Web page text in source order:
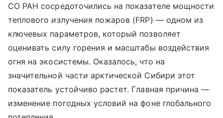
СО РАН сосредоточились на показателе мощности
теплового излучения пожаров (FRP) — одном из
ключевых параметров, который позволяет
оценивать силу горения и масштабы воздействия
огня на экосистемы. Оказалось, что на
значительной части арктической Сибири этот
показатель устойчиво растет. Главная причина —
изменение погодных условий на фоне глобального